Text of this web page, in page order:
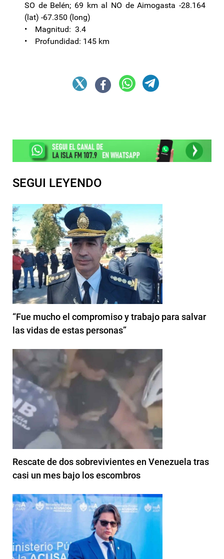
SO de Belén; 69 km al NO de Aimogasta -28.164
(lat) -67.350 (long)
• Magnitud: 3.4
• Profundidad: 145 km
SEGUI LEYENDO
“Fue mucho el compromiso y trabajo para salvar
las vidas de estas personas”
Rescate de dos sobrevivientes en Venezuela tras
casi un mes bajo los escombros